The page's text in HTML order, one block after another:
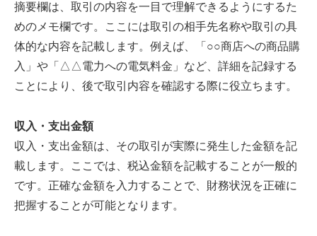
摘要欄は、取引の内容を一目で理解できるようにするた
めのメモ欄です。ここには取引の相手先名称や取引の具
体的な内容を記載します。例えば、「○○商店への商品購
入」や「△△電力への電気料金」など、詳細を記録する
ことにより、後で取引内容を確認する際に役立ちます。
収入・支出金額
収入・支出金額は、その取引が実際に発生した金額を記
載します。ここでは、税込金額を記載することが一般的
です。正確な金額を入力することで、財務状況を正確に
把握することが可能となります。